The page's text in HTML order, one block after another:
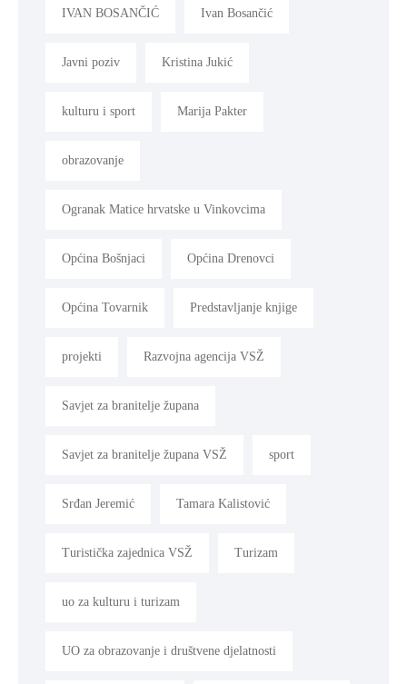
IVAN BOSANČIĆ Ivan Bosančić
Javni poziv Kristina Jukić
kulturu i sport Marija Pakter
obrazovanje
Ogranak Matice hrvatske u Vinkovcima
Općina Bošnjaci Općina Drenovci
Općina Tovarnik Predstavljanje knjige
projekti Razvojna agencija VSŽ
Savjet za branitelje župana
Savjet za branitelje župana VSŽ sport
Srđan Jeremić Tamara Kalistović
Turistička zajednica VSŽ Turizam
uo za kulturu i turizam
UO za obrazovanje i društvene djelatnosti